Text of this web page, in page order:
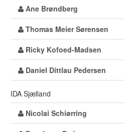
Ane Brøndberg
Thomas Meier Sørensen
Ricky Kofoed-Madsen
Daniel Dittlau Pedersen
IDA Sjælland
Nicolai Schiørring